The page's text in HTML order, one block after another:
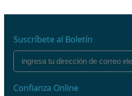
Suscríbete al Boletín
Confianza Online